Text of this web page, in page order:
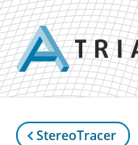
StereoTracer